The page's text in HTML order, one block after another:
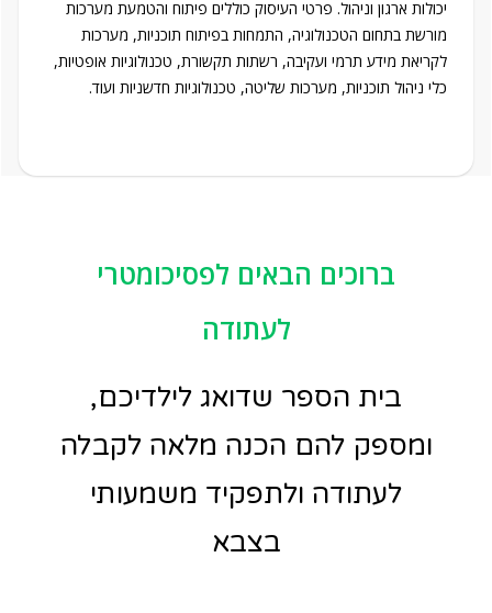
יכולות ארגון וניהול. פרטי העיסוק כוללים פיתוח והטמעת מערכות
מורשת בתחום הטכנולוגיה, התמחות בפיתוח תוכניות, מערכות
לקריאת מידע תרמי ועקיבה, רשתות תקשורת, טכנולוגיות אופטיות,
כלי ניהול תוכניות, מערכות שליטה, טכנולוגיות חדשניות ועוד.
ברוכים הבאים לפסיכומטרי
לעתודה
בית הספר שדואג לילדיכם,
ומספק להם הכנה מלאה לקבלה
לעתודה ולתפקיד משמעותי
בצבא